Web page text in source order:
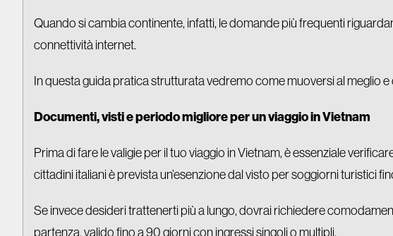
Quando si cambia continente, infatti, le domande più frequenti
connettività internet.
In questa guida pratica strutturata vedremo come muoversi al meglio
Documenti, visti e periodo migliore per un viaggio in Vietnam
Prima di fare le valigie per il tuo viaggio in Vietnam, è essenziale
cittadini italiani è prevista un’esenzione dal visto per soggiorni turistici
Se invece desideri trattenerti più a lungo, dovrai richiedere
partenza, valido fino a 90 giorni con ingressi singoli o multipli.